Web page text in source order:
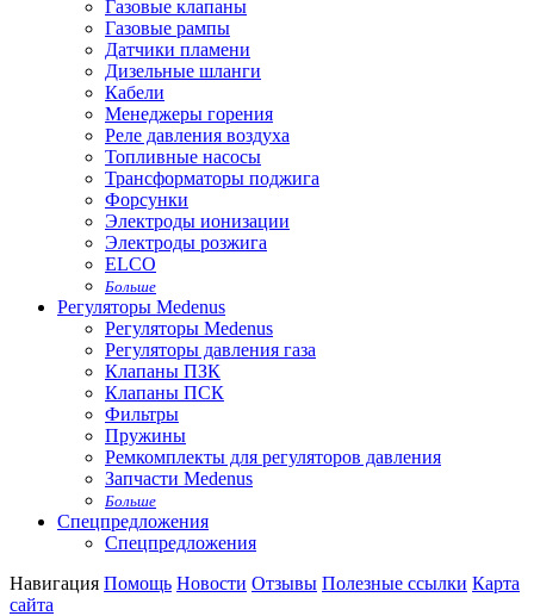
Газовые клапаны
Газовые рампы
Датчики пламени
Дизельные шланги
Кабели
Менеджеры горения
Реле давления воздуха
Топливные насосы
Трансформаторы поджига
Форсунки
Электроды ионизации
Электроды розжига
ELCO
Больше
Регуляторы Medenus
Регуляторы Medenus
Регуляторы давления газа
Клапаны ПЗК
Клапаны ПСК
Фильтры
Пружины
Ремкомплекты для регуляторов давления
Запчасти Medenus
Больше
Спецпредложения
Спецпредложения
Навигация Помощь Новости Отзывы Полезные ссылки Карта
сайта